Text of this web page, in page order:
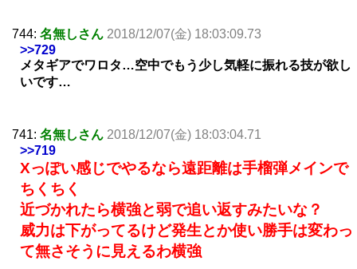
744: 名無しさん 2018/12/07(金) 18:03:09.73
>>729
メタギアでワロタ…空中でもう少し気軽に振れる技が欲し
いです…
741: 名無しさん 2018/12/07(金) 18:03:04.71
>>719
Xっぽい感じでやるなら遠距離は手榴弾メインで
ちくちく
近づかれたら横強と弱で追い返すみたいな？
威力は下がってるけど発生とか使い勝手は変わっ
て無さそうに見えるわ横強